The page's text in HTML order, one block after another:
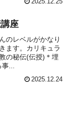
2025.12.25
座
のレベルがかなり
ます。カリキュラ
の秘伝(伝授)＊埋
...
2025.12.24